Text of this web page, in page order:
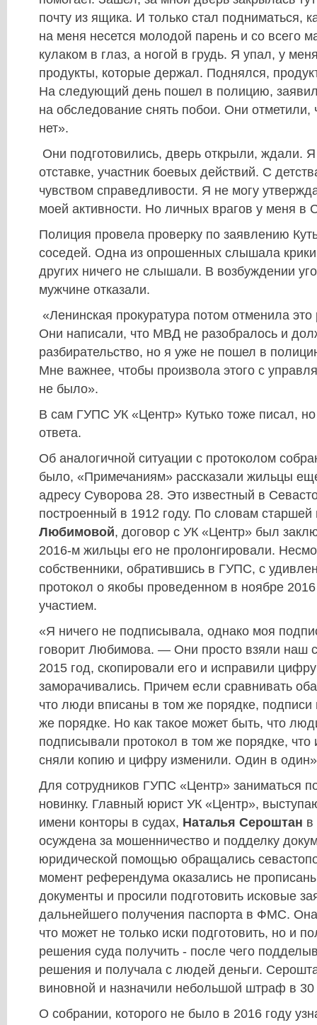
почту из ящика. И только стал подниматься,
на меня несется молодой парень и со всего
кулаком в глаз, а ногой в грудь. Я упал, у
продукты, которые держал. Поднялся,
На следующий день пошел в полицию,
на обследование снять побои. Они отметили,
нет».
Они подготовились, дверь открыли, ждали.
отставке, участник боевых действий. С
чувством справедливости. Я не могу
моей активности. Но личных врагов у меня в
Полиция провела проверку по заявлению
соседей. Одна из опрошенных слышала
других ничего не слышали. В возбуждении
мужчине отказали.
«Ленинская прокуратура потом отменила
Они написали, что МВД не разобралось и
разбирательство, но я уже не пошел в
Мне важнее, чтобы произвола этого с
не было».
В сам ГУПС УК «Центр» Кутько тоже писал,
ответа.
Об аналогичной ситуации с протоколом
было, «Примечаниям» рассказали жильцы
адресу Суворова 28. Это известный в
построенный в 1912 году. По словам
Любимовой, договор с УК «Центр» был
2016-м жильцы его не пролонгировали.
собственники, обратившись в ГУПС, с
протокол о якобы проведенном в ноябре
участием.
«Я ничего не подписывала, однако моя
говорит Любимова. — Они просто взяли наш
2015 год, скопировали его и исправили
заморачивались. Причем если сравнивать
что люди вписаны в том же порядке, подписи
же порядке. Но как такое может быть, что
подписывали протокол в том же порядке, что
сняли копию и цифру изменили. Один в
Для сотрудников ГУПС «Центр» заниматься
новинку. Главный юрист УК «Центр»,
имени конторы в судах, Наталья Сероштан в
осуждена за мошенничество и подделку
юридической помощью обращались
момент референдума оказались не
документы и просили подготовить исковые
дальнейшего получения паспорта в ФМС.
что может не только иски подготовить, но и
решения суда получить - после чего
решения и получала с людей деньги.
виновной и назначили небольшой штраф в 30
О собрании, которого не было в 2016 году